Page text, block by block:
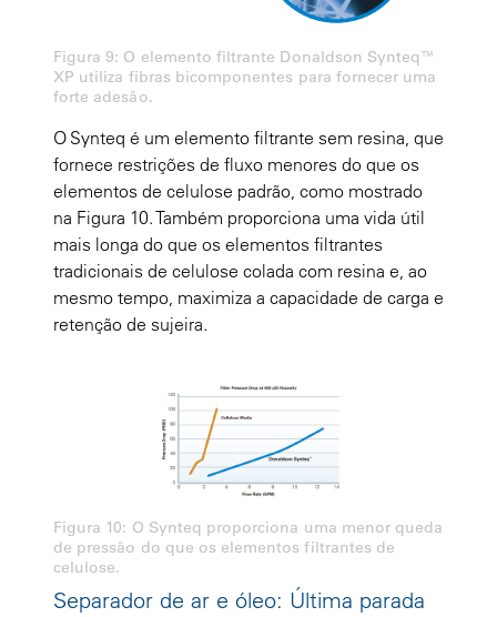
Figura 9: O elemento filtrante Donaldson Synteq™
XP utiliza fibras bicomponentes para fornecer uma
forte adesão.
O Synteq é um elemento filtrante sem resina, que
fornece restrições de fluxo menores do que os
elementos de celulose padrão, como mostrado
na Figura 10. Também proporciona uma vida útil
mais longa do que os elementos filtrantes
tradicionais de celulose colada com resina e, ao
mesmo tempo, maximiza a capacidade de carga e
retenção de sujeira.
Figura 10: O Synteq proporciona uma menor queda
de pressão do que os elementos filtrantes de
celulose.
Separador de ar e óleo: Última parada